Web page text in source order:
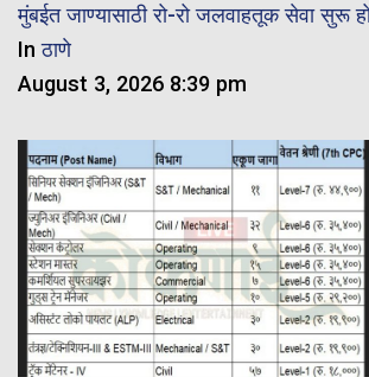
मुंबईत जाण्यासाठी रो-रो जलवाहतूक सेवा सुरू
Inठाणे
August 3, 2026 8:39 pm